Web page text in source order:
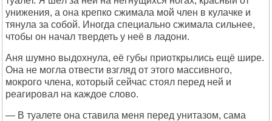
унижения, а она крепко сжимала мой член в кулачке и
тянула за собой. Иногда специально сжимала сильнее,
чтобы он начал твердеть у неё в ладони.
Аня шумно выдохнула, её губы приоткрылись ещё шире.
Она не могла отвести взгляд от этого массивного,
мокрого члена, который сейчас стоял перед ней и
реагировал на каждое слово.
— В туалете она ставила меня перед унитазом, сама